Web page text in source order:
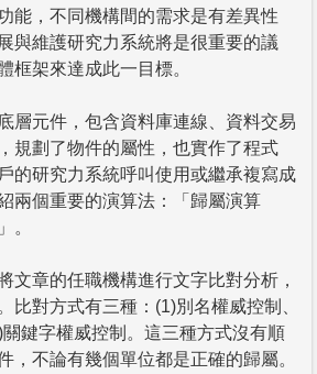
能，不同機構間的需求是有差異性
與維護研究力系統將是很重要的議
框架來達成此一目標。
層元件，包含資料庫連線、資料交易
規劃了物件的屬性，也實作了程式
的研究力系統呼叫使用或繼承複寫成
兩個重要的演算法：「歸屬演算
。
文章的任職機構進行文字比對分析，
比對方式有三種：(1)別名權威控制、
鍵字權威控制。這三種方式沒有順
，不論有幾個單位都是正確的歸屬。